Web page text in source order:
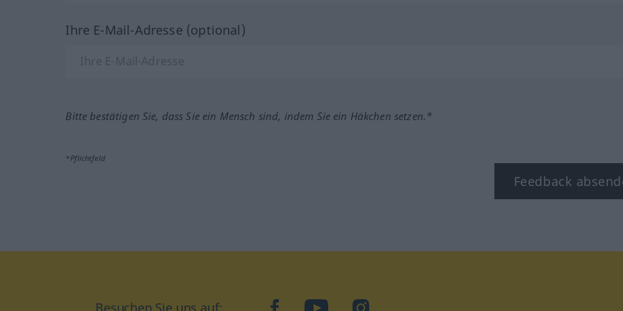
Ihre E-Mail-Adresse (optional)
Bitte bestätigen Sie, dass Sie ein Mensch sind, indem Sie ein Häkchen setzen.*
*Pflichtfeld
Feedback
facebookYouTubeInstagram